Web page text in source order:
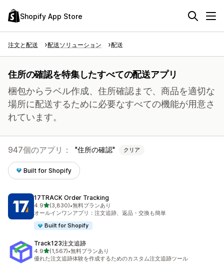
Shopify App Store
注文と配送 配送ソリューション 配送
住所の確認を特集したすべての配送アプリ
梱包からラベル作成、住所確認まで、商品を適切な
場所に配送するために必要なすべての機能が用意さ
れています。
947個のアプリ： 住所の確認 クリア
Built for Shopify
17TRACK Order Tracking
4.95つ星中
(3,830)
合計レビュー数：3830件
•無料プランあり
オールインワンアプリ：注文追跡、返品・交換も簡単
Built for Shopify
Track123注文追跡
4.95つ星中
(1,567)
合計レビュー数：1567件
•無料プランあり
優れた注文追跡体験を作成するためのカスタム注文追跡ツール